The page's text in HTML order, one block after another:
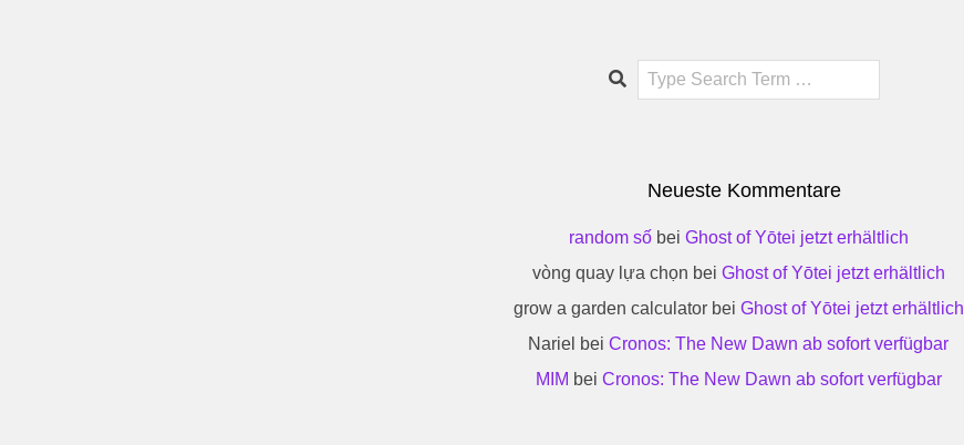
Search
Neueste Kommentare
random sốbei Ghost of Yōtei jetzt erhältlich
vòng quay lựa chọn bei Ghost of Yōtei jetzt erhältlich
grow a garden calculatorbei Ghost of Yōtei jetzt erhältlich
Nariel bei Cronos: The New Dawn ab sofort verfügbar
MIM bei Cronos: The New Dawn ab sofort verfügbar